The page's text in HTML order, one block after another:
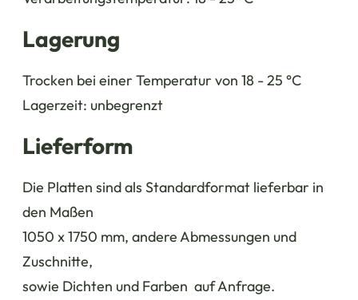
Lagerung
Trocken bei einer Temperatur von 18 - 25 °C
Lagerzeit: unbegrenzt
Lieferform
Die Platten sind als Standardformat lieferbar in
den Maßen
1050 x 1750 mm, andere Abmessungen und
Zuschnitte,
sowie Dichten und Farben auf Anfrage.